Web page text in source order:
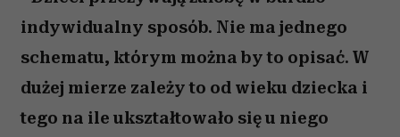
indywidualny sposób. Nie ma jednego
schematu, którym można by to opisać. W
dużej mierze zależy to od wieku dziecka i
tego na ile ukształtowało się u niego